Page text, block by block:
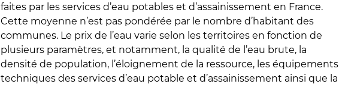
faites par les services d’eau potables et d’assainissement en France.
Cette moyenne n’est pas pondérée par le nombre d’habitant des
communes. Le prix de l’eau varie selon les territoires en fonction de
plusieurs paramètres, et notamment, la qualité de l’eau brute, la
densité de population, l’éloignement de la ressource, les équipements
techniques des services d’eau potable et d’assainissement ainsi que la